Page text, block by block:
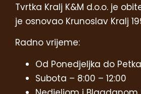
Tvrtka Kralj K&M d.o.o. je
je osnovao Krunoslav Kralj
Radno vrijeme:
Od Ponedjeljka do
Subota – 8:00 – 12:00